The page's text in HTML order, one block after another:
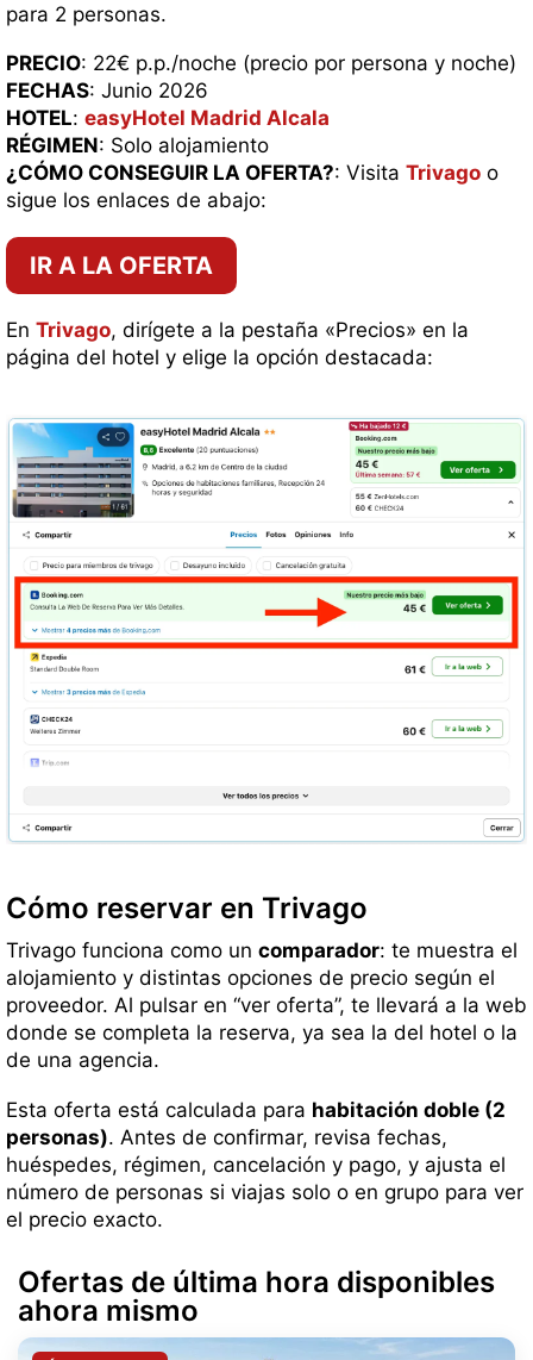
para 2 personas.
PRECIO: 22€ p.p./noche (precio por persona y noche)
FECHAS: Junio 2026
HOTEL: easyHotel Madrid Alcala
RÉGIMEN: Solo alojamiento
¿CÓMO CONSEGUIR LA OFERTA?: Visita Trivago o
sigue los enlaces de abajo:
IR A LA OFERTA
En Trivago, dirígete a la pestaña «Precios» en la
página del hotel y elige la opción destacada:
Cómo reservar en Trivago
Trivago funciona como un comparador: te muestra el
alojamiento y distintas opciones de precio según el
proveedor. Al pulsar en “ver oferta”, te llevará a la web
donde se completa la reserva, ya sea la del hotel o la
de una agencia.
Esta oferta está calculada para habitación doble (2
personas). Antes de confirmar, revisa fechas,
huéspedes, régimen, cancelación y pago, y ajusta el
número de personas si viajas solo o en grupo para ver
el precio exacto.
Ofertas de última hora disponibles
ahora mismo